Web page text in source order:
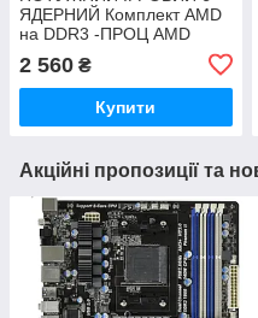
ЯДЕРНИЙ Комплект AMD
на DDR3 -ПРОЦ AMD
sAM3+ FX-6100 ( 6 ЯДЕР
по 3.3 Ghz)+ Плата MSI
MS-7641
2 560 ₴
Купити
Акційні пропозиції та